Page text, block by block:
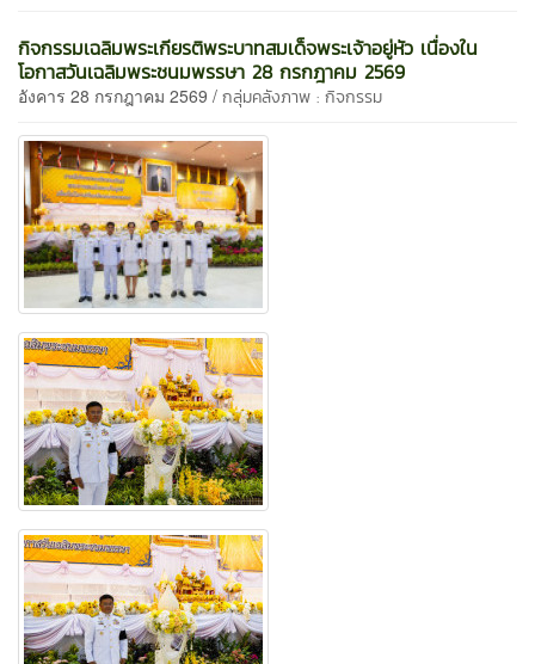
กิจกรรมเฉลิมพระเกียรติพระบาทสมเด็จพระเจ้าอยู่หัว เนื่องใน
โอกาสวันเฉลิมพระชนมพรรษา 28 กรกฎาคม 2569
อังคาร 28 กรกฎาคม 2569 / กลุ่มคลังภาพ : กิจกรรม